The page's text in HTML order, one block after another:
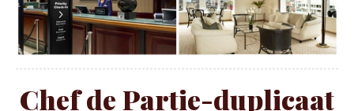
Chef de Partie-duplicaat